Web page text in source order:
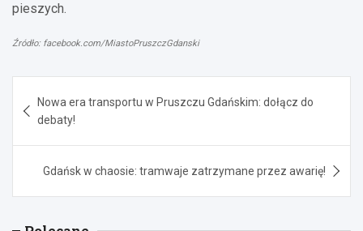
pieszych.
Źródło: facebook.com/MiastoPruszczGdanski
wpisu
Nowa era transportu w Pruszczu Gdańskim: dołącz do
debaty!
Gdańsk w chaosie: tramwaje zatrzymane przez awarię!